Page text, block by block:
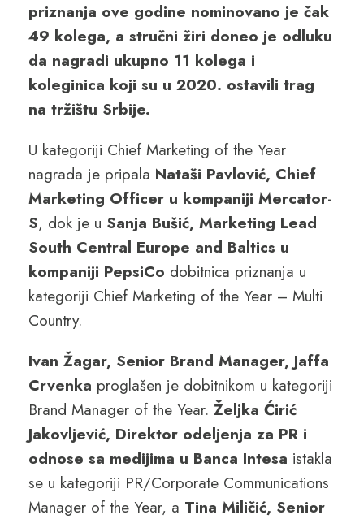
priznanja ove godine nominovano je čak
49 kolega, a stručni žiri doneo je odluku
da nagradi ukupno 11 kolega i
koleginica koji su u 2020. ostavili trag
na tržištu Srbije.
U kategoriji Chief Marketing of the Year
nagrada je pripala Nataši Pavlović, Chief
Marketing Officer u kompaniji Mercator-
S, dok je u Sanja Bušić, Marketing Lead
South Central Europe and Baltics u
kompaniji PepsiCo dobitnica priznanja u
kategoriji Chief Marketing of the Year – Multi
Country.
Ivan Žagar, Senior Brand Manager, Jaffa
Crvenka proglašen je dobitnikom u kategoriji
Brand Manager of the Year. Željka Ćirić
Jakovljević, Direktor odeljenja za PR i
odnose sa medijima u Banca Intesa istakla
se u kategoriji PR/Corporate Communications
Manager of the Year, a Tina Miličić, Senior